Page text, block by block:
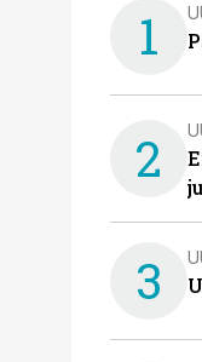
1
2
3